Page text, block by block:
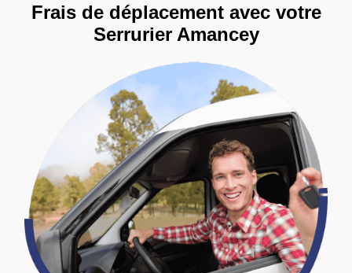
Frais de déplacement avec votre
Serrurier Amancey